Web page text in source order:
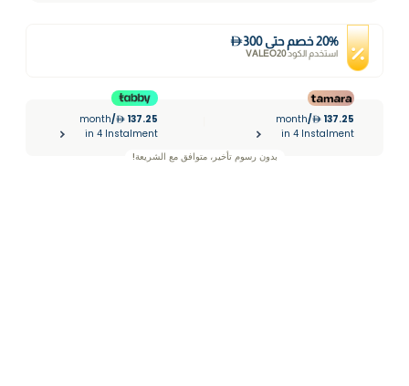
20% خصم حتى 300
استخدم الكودVALEO20
137.25
/
month
in 4 Instalment
137.25
/
month
in 4 Instalment
بدون رسوم تأخير، متوافق مع الشريعة!